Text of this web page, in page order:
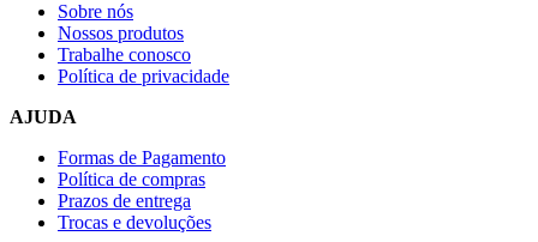
Sobre nós
Nossos produtos
Trabalhe conosco
Política de privacidade
AJUDA
Formas de Pagamento
Política de compras
Prazos de entrega
Trocas e devoluções